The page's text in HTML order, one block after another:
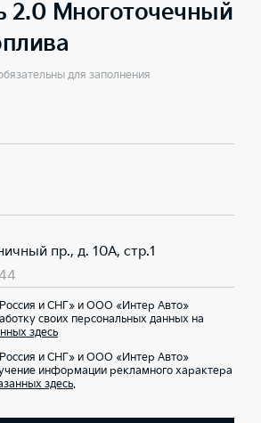
2.0 Многоточечный
для заполнения
пр., д. 10А, стр.1
и СНГ» и ООО «Интер Авто»
своих персональных данных на
здесь
и СНГ» и ООО «Интер Авто»
информации рекламного характера
здесь.